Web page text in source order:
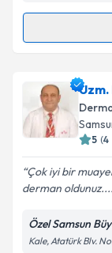
Metni
Uzm. Dr.
oluşturun.
takvim
Kişisel
Metni
Uzm.
5 (4
Çok iyi bir
derman oldunuz....
Özel Samsun
Kale, Atatürk Blv.